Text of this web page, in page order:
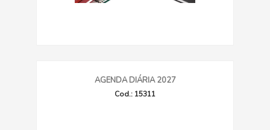
AGENDA DIÁRIA 2027
Cod.: 15311